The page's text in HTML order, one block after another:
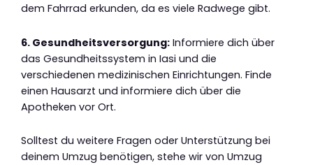
dem Fahrrad erkunden, da es viele Radwege gibt.
6. Gesundheitsversorgung: Informiere dich über
das Gesundheitssystem in Iasi und die
verschiedenen medizinischen Einrichtungen. Finde
einen Hausarzt und informiere dich über die
Apotheken vor Ort.
Solltest du weitere Fragen oder Unterstützung bei
deinem Umzug benötigen, stehe wir von Umzug